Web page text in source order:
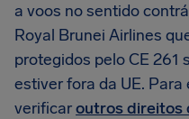
a voos no sentido
Royal Brunei Airlines
protegidos pelo CE 261
estiver fora da UE.
verificaroutros direitos